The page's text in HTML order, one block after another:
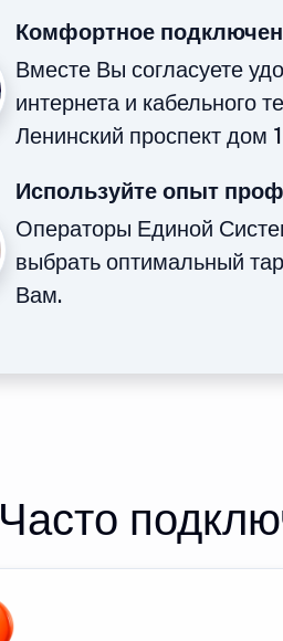
Комфортное
Вместе Вы согласуете
интернета и кабельного
Ленинский проспект дом
Используйте опыт
Операторы Единой
выбрать оптимальный
Вам.
Часто